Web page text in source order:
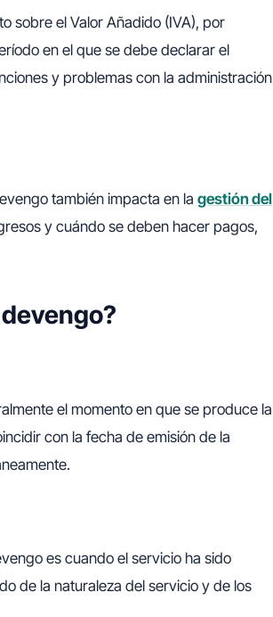
sobre el Valor Añadido (IVA), por
en el que se debe declarar el
y problemas con la administración
también impacta en la gestión del
y cuándo se deben hacer pagos,
el momento en que se produce la
con la fecha de emisión de la
es cuando el servicio ha sido
de la naturaleza del servicio y de los